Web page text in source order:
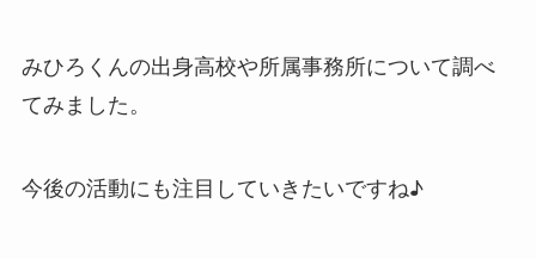
みひろくんの出身高校や所属事務所について調べ
てみました。
今後の活動にも注目していきたいですね♪